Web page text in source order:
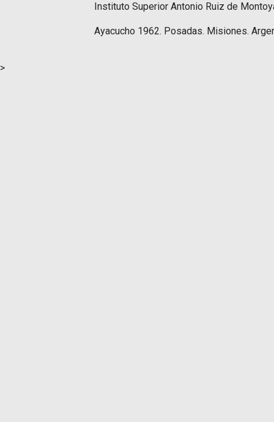
Instituto Superior Antonio Ruiz de
Ayacucho 1962. Posadas. Misiones.
>